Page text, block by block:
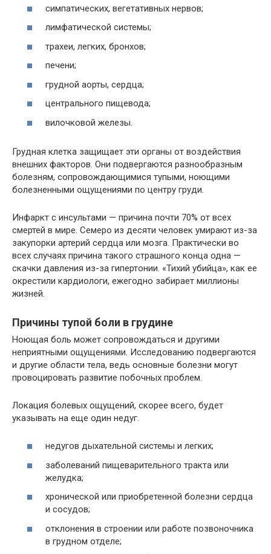
симпатических, вегетативных нервов;
лимфатической системы;
трахеи, легких, бронхов;
печени;
грудной аорты, сердца;
центрального пищевода;
вилочковой железы.
Грудная клетка защищает эти органы от воздействия
внешних факторов. Они подвергаются разнообразным
болезням, сопровождающимися тупыми, ноющими
болезненными ощущениями по центру груди.
Инфаркт с инсультами — причина почти 70% от всех
смертей в мире. Семеро из десяти человек умирают из-за
закупорки артерий сердца или мозга. Практически во
всех случаях причина такого страшного конца одна —
скачки давления из-за гипертонии. «Тихий убийца», как ее
окрестили кардиологи, ежегодно забирает миллионы
жизней.
Причины тупой боли в грудине
Ноющая боль может сопровождаться и другими
неприятными ощущениями. Исследованию подвергаются
и другие области тела, ведь основные болезни могут
провоцировать развитие побочных проблем.
Локация болевых ощущений, скорее всего, будет
указывать на еще один недуг.
недугов дыхательной системы и легких;
заболеваний пищеварительного тракта или
желудка;
хронической или приобретенной болезни сердца
и сосудов;
отклонения в строении или работе позвоночника
в грудном отделе;